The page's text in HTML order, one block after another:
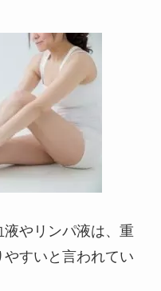
やリンパ液は、重
すいと言われてい